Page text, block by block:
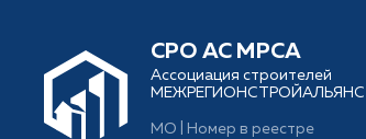
СРО АС МРСА
Ассоциация строителей
МЕЖРЕГИОНСТРОЙАЛЬЯНС
МО | Номер в реестре